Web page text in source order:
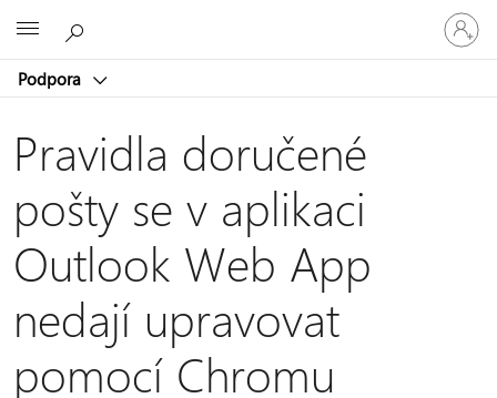
Podpora
Přihlaste
se
ke
účtu
Pravidla doručené
pošty se v aplikaci
Outlook Web App
nedají upravovat
pomocí Chromu